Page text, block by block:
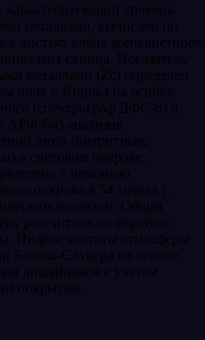
уровень
металлами, вычислен по
листьях клена ясенелистного
свинца. Показатель
металлами (Zc) определен
почв г. Кирова на основе
(спектрограф ДФС-8) и
АРФ-6м) анализов.
азота (нитритные,
в снеговом покрове,
с помощью
покрова в 54 точках г.
анализом. Общая
рассчитана по формуле:
Индекс чистоты атмосферы
Бланка-Слувера на основе
лишайников с учетом
покрытия.